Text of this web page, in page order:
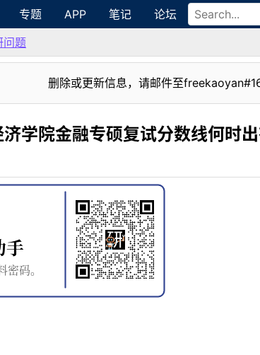
专题 APP 笔记 论坛
问题
删除或更新信息，请邮件至
学院金融专硕复试分数线何时